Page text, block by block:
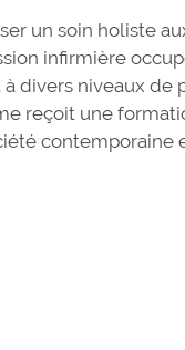
un soin holiste
infirmière
divers niveaux
reçoit une
contemporaine